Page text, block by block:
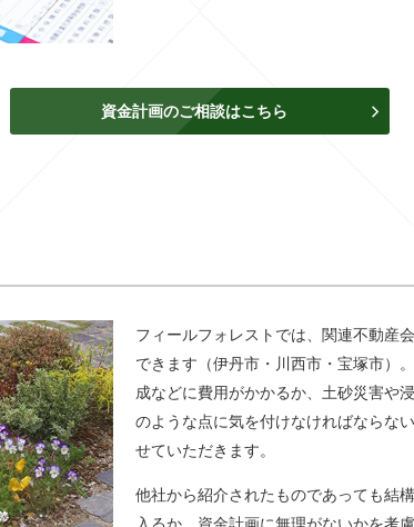
資金計画のご相談はこちら
フィールフォレストでは、関連不動産
できます（伊丹市・川西市・宝塚市）
成などに費用がかかるか、土砂災害や
のような点に気を付けなければならな
せていただきます。
他社から紹介されたものであっても結